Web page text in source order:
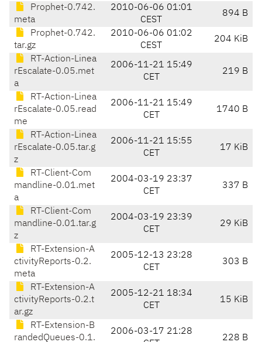
Prophet-0.742.
meta
2010-06-06 01:01
CEST
894 B
Prophet-0.742.
tar.gz
2010-06-06 01:02
CEST
204 KiB
RT-Action-Linea
rEscalate-0.05.met
a
2006-11-21 15:49
CET
219 B
RT-Action-Linea
rEscalate-0.05.read
me
2006-11-21 15:49
CET
1740 B
RT-Action-Linea
rEscalate-0.05.tar.g
z
2006-11-21 15:55
CET
17 KiB
RT-Client-Com
mandline-0.01.met
a
2004-03-19 23:37
CET
337 B
RT-Client-Com
mandline-0.01.tar.g
z
2004-03-19 23:39
CET
29 KiB
RT-Extension-A
ctivityReports-0.2.
meta
2005-12-13 23:28
CET
303 B
RT-Extension-A
ctivityReports-0.2.t
ar.gz
2005-12-21 18:34
CET
15 KiB
RT-Extension-B
randedQueues-0.1.
2006-03-17 21:28
228 B